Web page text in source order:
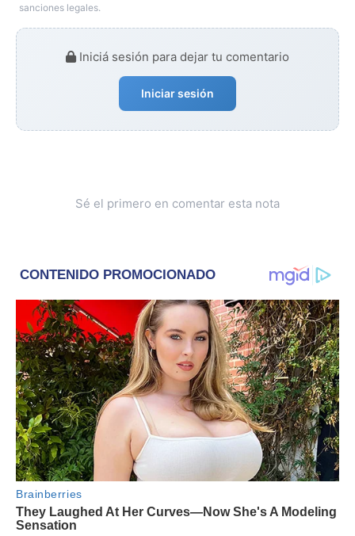
sanciones legales.
Iniciá sesión para dejar tu comentario
Iniciar sesión
Sé el primero en comentar esta nota